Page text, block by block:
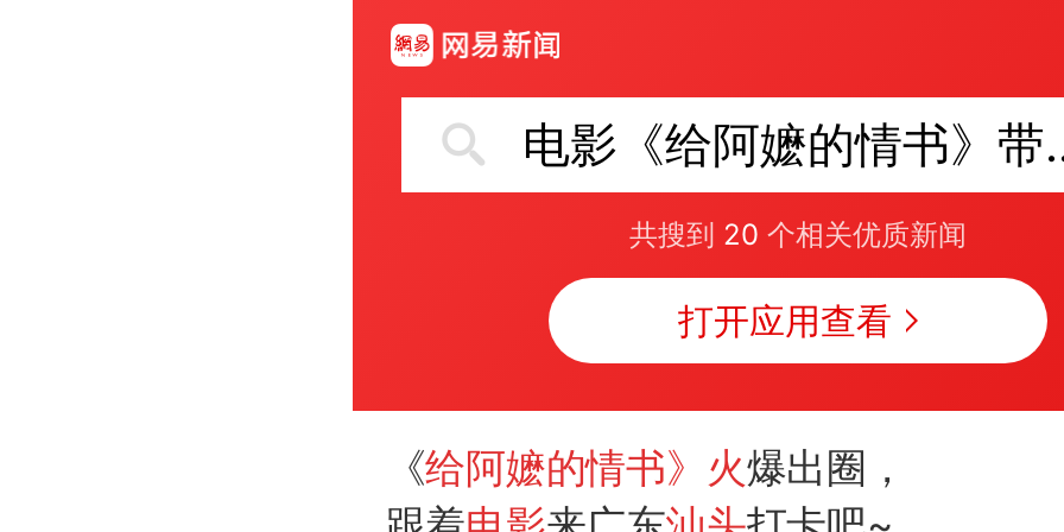
电影《给
共搜到 20 个相关优质新闻
打开应用查看
《给阿嬷的情书》火爆出圈，